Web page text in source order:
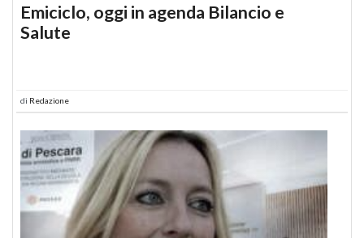
Emiciclo, oggi in agenda Bilancio e
Salute
di Redazione